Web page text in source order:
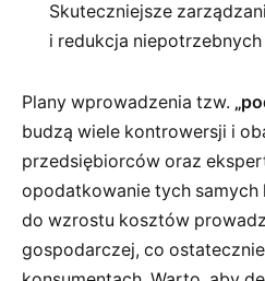
Skuteczniejsze
i redukcja
Plany wprowadzenia tzw.
budzą wiele kontrowersji i
przedsiębiorców oraz
opodatkowanie tych
do wzrostu kosztów
gospodarczej, co